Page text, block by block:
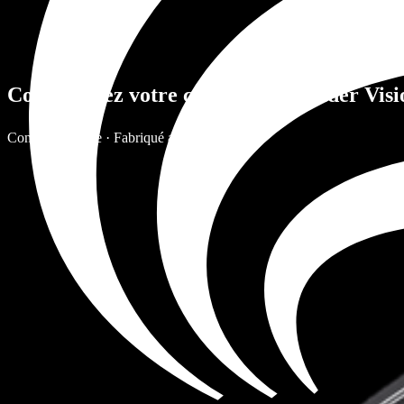
Commandez votre casque Aegis Rider
Conçu en Suisse · Fabriqué au Portugal